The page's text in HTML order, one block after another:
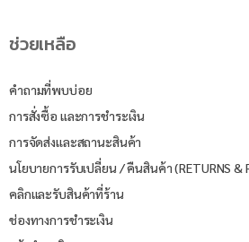
ช่วยเหลือ
คำถามที่พบบ่อย
การสั่งซื้อ และการชำระเงิน
การจัดส่งและสถานะสินค้า
นโยบายการรับเปลี่ยน / คืนสินค้า (RETURNS &
คลิกและรับสินค้าที่ร้าน
ช่องทางการชำระเงิน